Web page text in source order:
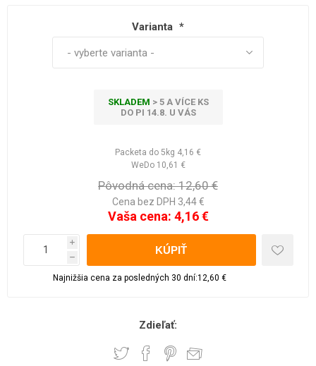
Varianta *
SKLADEM > 5 A VÍCE KS
DO PI 14.8. U VÁS
Packeta do 5kg 4,16 €
WeDo 10,61 €
Pôvodná cena: 12,60 €
Cena bez DPH 3,44 €
Vaša cena: 4,16 €
i
h
Najnižšia cena za posledných 30 dní:12,60 €
Zdieľať: